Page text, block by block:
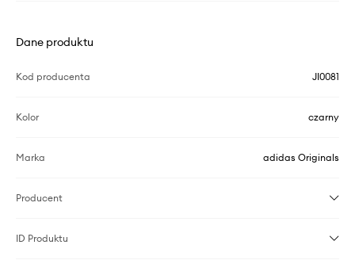
Dane produktu
Kod producenta JI0081
Kolor czarny
Marka adidas Originals
Producent
ID Produktu